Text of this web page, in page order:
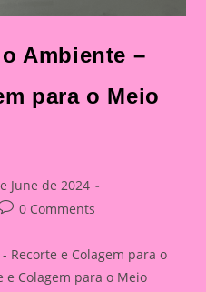
Ambiente –
para o Meio
June de 2024
0 Comments
Recorte e Colagem para o
e Colagem para o Meio